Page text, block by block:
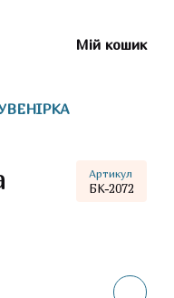
Мій кошик
Артикул
БК-2072